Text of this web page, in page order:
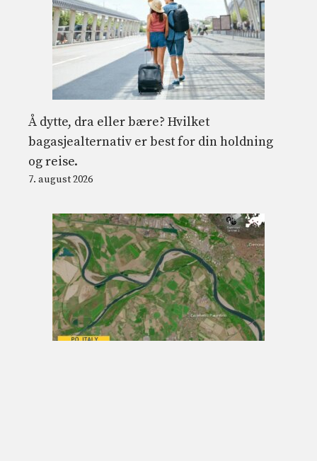
Å dytte, dra eller bære? Hvilket
bagasjealternativ er best for din holdning
og reise.
7. august 2026